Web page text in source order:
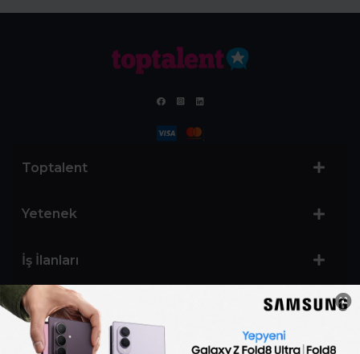
Toptalent
Yetenek
İş İlanları
Sertifika Programları